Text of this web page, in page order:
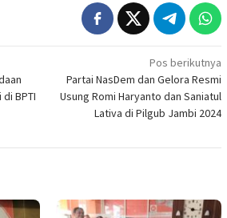
BPTI
Pos berikutnya
Partai NasDem dan Gelora Resmi
Usung Romi Haryanto dan Saniatul
Lativa di Pilgub Jambi 2024